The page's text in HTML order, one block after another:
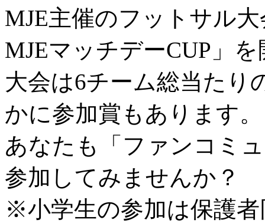
MJE主催のフットサル
MJEマッチデーCUP」
大会は6チーム総当たり
かに参加賞もあります。
あなたも「ファンコミ
参加してみませんか？
※小学生の参加は保護